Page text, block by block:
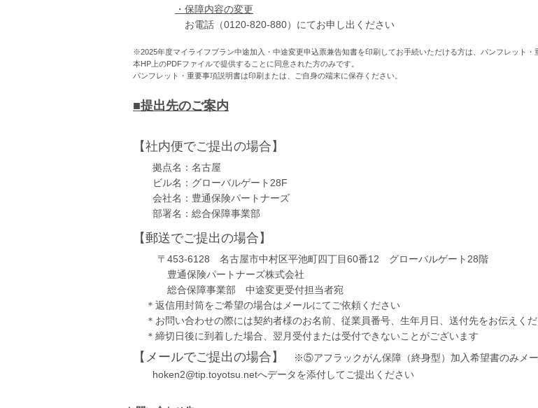
・保障内容の変更
お電話（0120-820-880）にてお申し出ください
※2025年度マイライフプラン中途加入・中途変更申込票兼告知書を印刷してお手続いただける方は、パンフレット・
本HP上のPDFファイルで提供することに同意された方のみです。
パンフレット・重要事項説明書は印刷または、ご自身の端末に保存ください。
■提出先のご案内
【社内便でご提出の場合】
拠点名：名古屋
ビル名：グローバルゲート28F
会社名：豊通保険パートナーズ
部署名：総合保障事業部
【郵送でご提出の場合】
〒453-6128 名古屋市中村区平池町四丁目60番12 グローバルゲート28階
豊通保険パートナーズ株式会社
総合保障事業部 中途変更受付担当者宛
＊返信用封筒をご希望の場合はメールにてご依頼ください
＊お問い合わせの際には契約者様のお名前、従業員番号、生年月日、送付先をお伝えく
＊締切日後に到着した場合、翌月受付または受付できないことがございます
【メールでご提出の場合】
※⑤アフラックがん保障（終身型）加入希望書のみメ
hoken2@tip.toyotsu.netへデータを添付してご提出ください